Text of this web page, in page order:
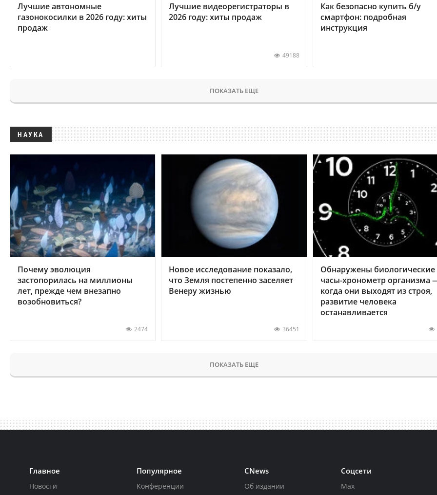
Лучшие автономные
газонокосилки в 2026 году: хиты
продаж
Лучшие видеорегистраторы в
2026 году: хиты продаж
49188
Как безопасно купить б/у
смартфон: подробная
инструкция
ПОКАЗАТЬ ЕЩЕ
НАУКА
Почему эволюция
застопорилась на миллионы
лет, прежде чем внезапно
возобновиться?
2474
Новое исследование показало,
что Земля постепенно заселяет
Венеру жизнью
36451
Обнаружены биологические
часы-хронометр организма
когда они выходят из строя,
развитие человека
останавливается
ПОКАЗАТЬ ЕЩЕ
Главное
Новости
Популярное
Конференции
CNews
Об издании
Соцсети
Max